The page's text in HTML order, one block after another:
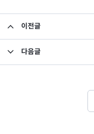
이전글
다음글